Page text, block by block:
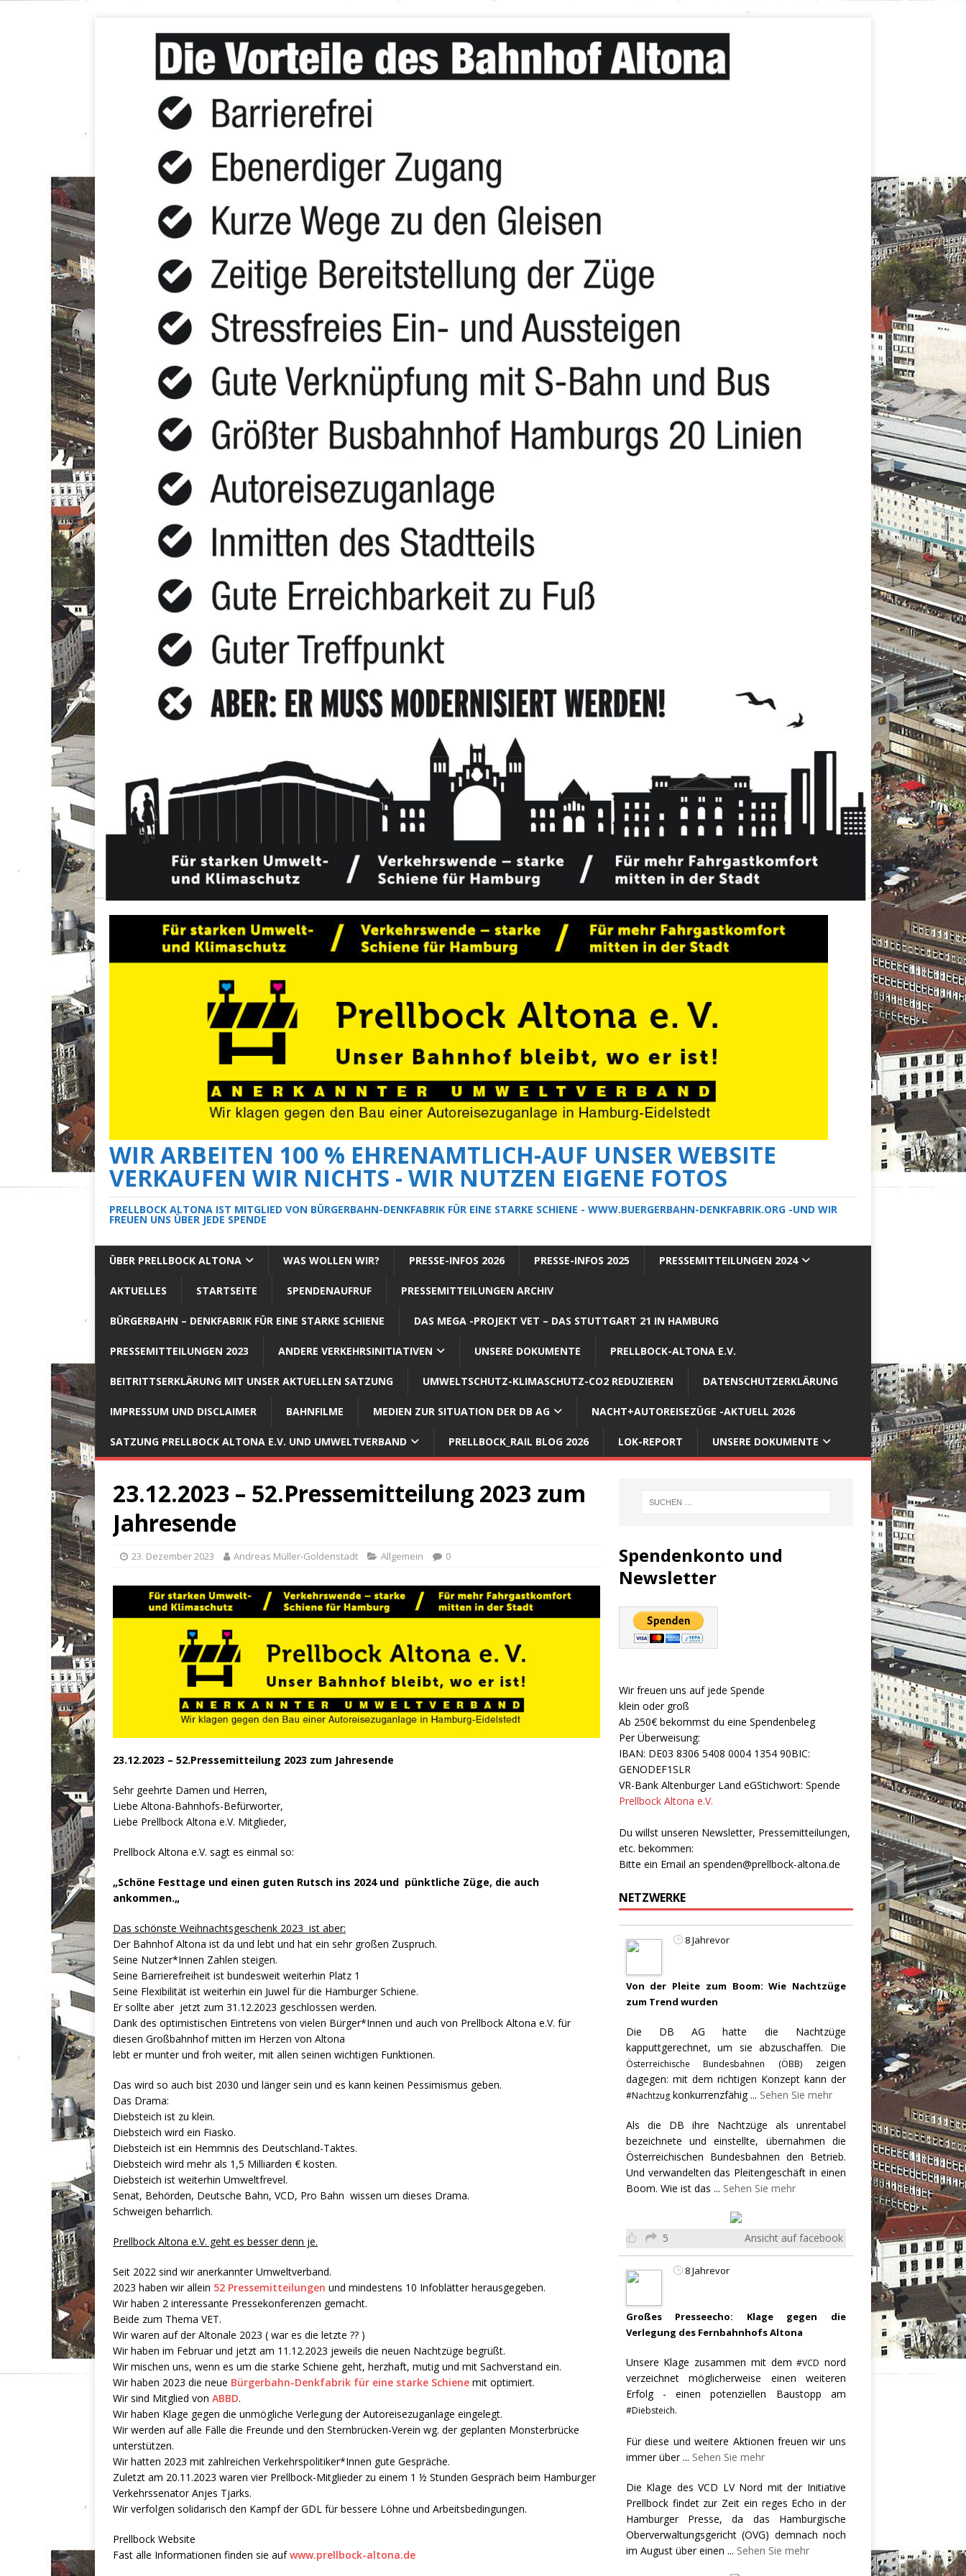
WIR ARBEITEN 100 % EHRENAMTLICH-AUF UNSER WEBSITE
VERKAUFEN WIR NICHTS - WIR NUTZEN EIGENE FOTOS
PRELLBOCK ALTONA IST MITGLIED VON BÜRGERBAHN-DENKFABRIK FÜR EINE STARKE SCHIENE - WWW.BUERGERBAHN-DENKFABRIK.ORG -UND WIR
FREUEN UNS ÜBER JEDE SPENDE
ÜBER PRELLBOCK ALTONA WAS WOLLEN WIR? PRESSE-INFOS 2026 PRESSE-INFOS 2025 PRESSEMITTEILUNGEN 2024
AKTUELLES STARTSEITE SPENDENAUFRUF PRESSEMITTEILUNGEN ARCHIV
BÜRGERBAHN – DENKFABRIK FÜR EINE STARKE SCHIENE DAS MEGA -PROJEKT VET – DAS STUTTGART 21 IN HAMBURG
PRESSEMITTEILUNGEN 2023 ANDERE VERKEHRSINITIATIVEN UNSERE DOKUMENTE PRELLBOCK-ALTONA E.V.
BEITRITTSERKLÄRUNG MIT UNSER AKTUELLEN SATZUNG UMWELTSCHUTZ-KLIMASCHUTZ-CO2 REDUZIEREN DATENSCHUTZERKLÄRUNG
IMPRESSUM UND DISCLAIMER BAHNFILME MEDIEN ZUR SITUATION DER DB AG NACHT+AUTOREISEZÜGE -AKTUELL 2026
SATZUNG PRELLBOCK ALTONA E.V. UND UMWELTVERBAND PRELLBOCK_RAIL BLOG 2026 LOK-REPORT UNSERE DOKUMENTE
23.12.2023 – 52.Pressemitteilung 2023 zum
Jahresende
23. Dezember 2023 Andreas Müller-Goldenstadt Allgemein 0
23.12.2023 – 52.Pressemitteilung 2023 zum Jahresende
Sehr geehrte Damen und Herren,
Liebe Altona-Bahnhofs-Befürworter,
Liebe Prellbock Altona e.V. Mitglieder,
Prellbock Altona e.V. sagt es einmal so:
„Schöne Festtage und einen guten Rutsch ins 2024 und pünktliche Züge, die auch
ankommen.„
Das schönste Weihnachtsgeschenk 2023 ist aber:
Der Bahnhof Altona ist da und lebt und hat ein sehr großen Zuspruch.
Seine Nutzer*Innen Zahlen steigen.
Seine Barrierefreiheit ist bundesweit weiterhin Platz 1
Seine Flexibilität ist weiterhin ein Juwel für die Hamburger Schiene.
Er sollte aber jetzt zum 31.12.2023 geschlossen werden.
Dank des optimistischen Eintretens von vielen Bürger*Innen und auch von Prellbock Altona e.V. für
diesen Großbahnhof mitten im Herzen von Altona
lebt er munter und froh weiter, mit allen seinen wichtigen Funktionen.
Das wird so auch bist 2030 und länger sein und es kann keinen Pessimismus geben.
Das Drama:
Diebsteich ist zu klein.
Diebsteich wird ein Fiasko.
Diebsteich ist ein Hemmnis des Deutschland-Taktes.
Diebsteich wird mehr als 1,5 Milliarden € kosten.
Diebsteich ist weiterhin Umweltfrevel.
Senat, Behörden, Deutsche Bahn, VCD, Pro Bahn wissen um dieses Drama.
Schweigen beharrlich.
Prellbock Altona e.V. geht es besser denn je.
Seit 2022 sind wir anerkannter Umweltverband.
2023 haben wir allein 52 Pressemitteilungen und mindestens 10 Infoblätter herausgegeben.
Wir haben 2 interessante Pressekonferenzen gemacht.
Beide zum Thema VET.
Wir waren auf der Altonale 2023 ( war es die letzte ?? )
Wir haben im Februar und jetzt am 11.12.2023 jeweils die neuen Nachtzüge begrüßt.
Wir mischen uns, wenn es um die starke Schiene geht, herzhaft, mutig und mit Sachverstand ein.
Wir haben 2023 die neue Bürgerbahn-Denkfabrik für eine starke Schiene mit optimiert.
Wir sind Mitglied von ABBD.
Wir haben Klage gegen die unmögliche Verlegung der Autoreisezuganlage eingelegt.
Wir werden auf alle Fälle die Freunde und den Sternbrücken-Verein wg. der geplanten Monsterbrücke
unterstützen.
Wir hatten 2023 mit zahlreichen Verkehrspolitiker*Innen gute Gespräche.
Zuletzt am 20.11.2023 waren vier Prellbock-Mitglieder zu einem 1 ½ Stunden Gespräch beim Hamburger
Verkehrssenator Anjes Tjarks.
Wir verfolgen solidarisch den Kampf der GDL für bessere Löhne und Arbeitsbedingungen.
Prellbock Website
Fast alle Informationen finden sie aufwww.prellbock-altona.de
Spendenkonto und
Newsletter
Wir freuen uns auf jede Spende
klein oder groß
Ab 250€ bekommst du eine Spendenbeleg
Per Überweisung:
IBAN: DE03 8306 5408 0004 1354 90BIC:
GENODEF1SLR
VR-Bank Altenburger Land eGStichwort: Spende
Prellbock Altona e.V.
Du willst unseren Newsletter, Pressemitteilungen,
etc. bekommen:
Bitte ein Email an spenden@prellbock-altona.de
NETZWERKE
8 Jahrevor
Von der Pleite zum Boom: Wie Nachtzüge
zum Trend wurden
Die DB AG hatte die Nachtzüge
kapputtgerechnet, um sie abzuschaffen. Die
Österreichische Bundesbahnen (ÖBB)zeigen
dagegen: mit dem richtigen Konzept kann der
#Nachtzugkonkurrenzfähig... Sehen Sie mehr
Als die DB ihre Nachtzüge als unrentabel
bezeichnete und einstellte, übernahmen die
Österreichischen Bundesbahnen den Betrieb.
Und verwandelten das Pleitengeschäft in einen
Boom. Wie ist das ... Sehen Sie mehr
5 Ansicht auf facebook
8 Jahrevor
Großes Presseecho: Klage gegen die
Verlegung des Fernbahnhofs Altona
Unsere Klage zusammen mit dem#VCD nord
verzeichnet möglicherweise einen weiteren
Erfolg - einen potenziellen Baustopp am
#Diebsteich.
Für diese und weitere Aktionen freuen wir uns
immer über... Sehen Sie mehr
Die Klage des VCD LV Nord mit der Initiative
Prellbock findet zur Zeit ein reges Echo in der
Hamburger Presse, da das Hamburgische
Oberverwaltungsgericht (OVG) demnach noch
im August über einen ... Sehen Sie mehr